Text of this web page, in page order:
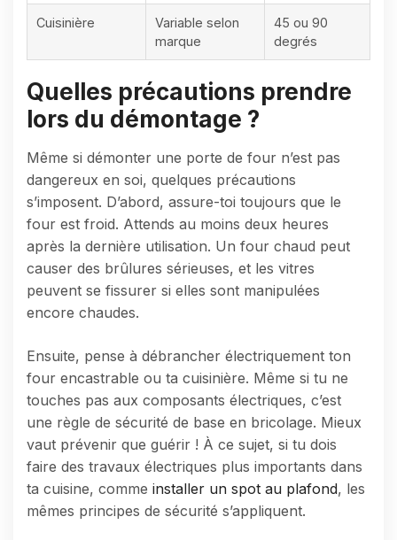
Cuisinière
Variable selon
marque
45 ou 90
degrés
Quelles précautions prendre
lors du démontage ?
Même si démonter une porte de four n’est pas
dangereux en soi, quelques précautions
s’imposent. D’abord, assure-toi toujours que le
four est froid. Attends au moins deux heures
après la dernière utilisation. Un four chaud peut
causer des brûlures sérieuses, et les vitres
peuvent se fissurer si elles sont manipulées
encore chaudes.
Ensuite, pense à débrancher électriquement ton
four encastrable ou ta cuisinière. Même si tu ne
touches pas aux composants électriques, c’est
une règle de sécurité de base en bricolage. Mieux
vaut prévenir que guérir ! À ce sujet, si tu dois
faire des travaux électriques plus importants dans
ta cuisine, comme installer un spot au plafond, les
mêmes principes de sécurité s’appliquent.